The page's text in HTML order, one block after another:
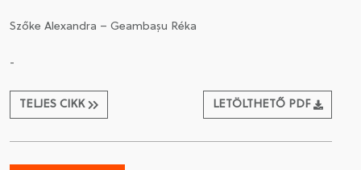
Szőke Alexandra – Geambașu Réka
-
TELJES CIKK LETÖLTHETŐ PDF